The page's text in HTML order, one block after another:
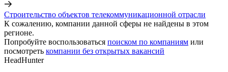
Строительство объектов телекоммуникационной отрасли
К сожалению, компании данной сферы не найдены в этом
регионе.
Попробуйте воспользоваться поиском по компаниям или
посмотреть компании без открытых вакансий
HeadHunter